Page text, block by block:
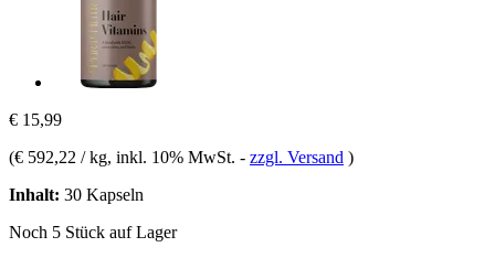
€ 15,99
(€ 592,22 / kg, inkl. 10% MwSt. - zzgl. Versand )
Inhalt: 30 Kapseln
Noch 5 Stück auf Lager